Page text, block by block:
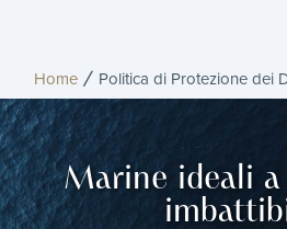
Home Politica di Protezione dei
Marine ideali a